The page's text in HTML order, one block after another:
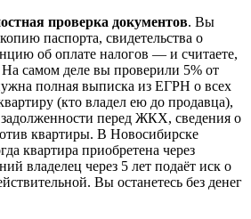
проверка документов. Вы
паспорта, свидетельства о
об оплате налогов — и считаете,
самом деле вы проверили 5% от
полная выписка из ЕГРН о всех
(кто владел ею до продавца),
задолженности перед ЖКХ, сведения о
квартиры. В Новосибирске
квартира приобретена через
владелец через 5 лет подаёт иск о
Вы останетесь без денег